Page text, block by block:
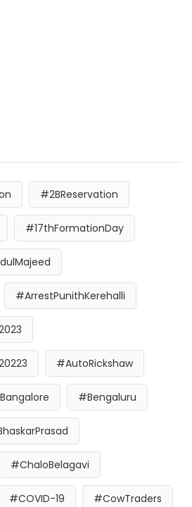
#2BReservation
#17thFormationDay
#ArrestPunithKerehalli
#AutoRickshaw
#Bengaluru
#ChaloBelagavi
#COVID-19 #CowTraders